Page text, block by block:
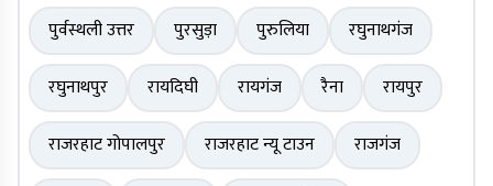
पुर्वस्थली उत्तर
पुरसुड़ा पुरुलिया
रघुनाथगंज
रघुनाथपुर
रायदिघी रायगंज रैना
रायपुर
राजरहाट गोपालपुर
राजरहाट न्यू टाउन
राजगंज